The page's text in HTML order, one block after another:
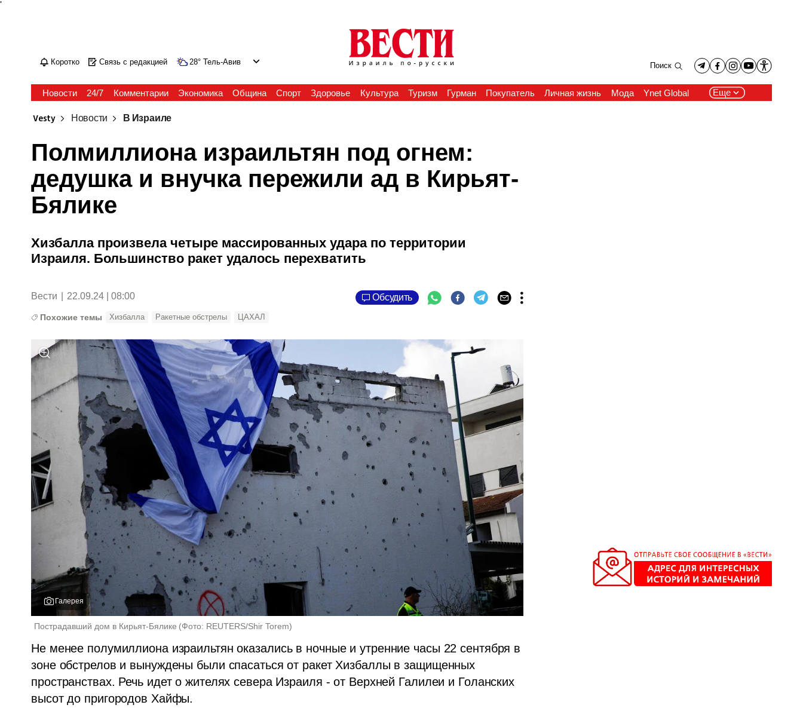
'
Коротко Связь с редакцией 28° Тель-Авив Поиск
Новости 24/7 Комментарии Экономика Община Спорт Здоровье Культура Туризм Гурман Покупатель Личная жизнь Мода Ynet Global Еще
Vesty Новости В Израиле
Полмиллиона израильтян под огнем:
дедушка и внучка пережили ад в Кирьят-
Бялике
Хизбалла произвела четыре массированных удара по территории
Израиля. Большинство ракет удалось перехватить
Вести 22.09.24 | 08:00 Обсудить
Похожие темы Хизбалла Ракетные обстрелы ЦАХАЛ
Галерея
Пострадавший дом в Кирьят-Бялике (Фото: REUTERS/Shir Torem)
Не менее полумиллиона израильтян оказались в ночные и утренние часы 22 сентября в
зоне обстрелов и вынуждены были спасаться от ракет Хизбаллы в защищенных
пространствах. Речь идет о жителях севера Израиля - от Верхней Галилеи и Голанских
высот до пригородов Хайфы.